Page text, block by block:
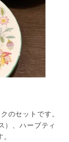
のセットです。
）、ハーブティ